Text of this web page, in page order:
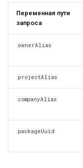
Переменная пути
запроса
ownerAlias
projectAlias
companyAlias
packageUuid